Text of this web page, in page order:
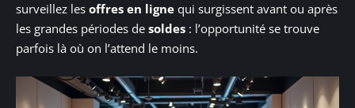
surveillez les offres en ligne qui surgissent avant ou après
les grandes périodes de soldes : l’opportunité se trouve
parfois là où on l’attend le moins.